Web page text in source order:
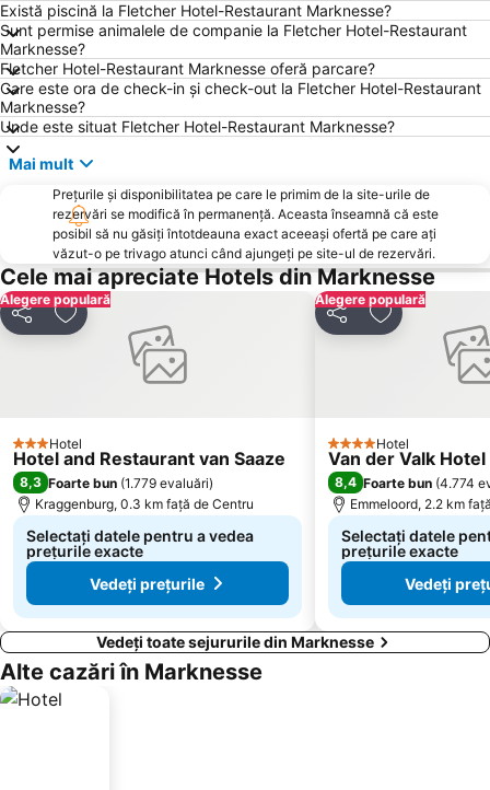
Există piscină la Fletcher Hotel-Restaurant Marknesse?
Sunt permise animalele de companie la Fletcher Hotel-Restaurant
Marknesse?
Fletcher Hotel-Restaurant Marknesse oferă parcare?
Care este ora de check-in și check-out la Fletcher Hotel-Restaurant
Marknesse?
Unde este situat Fletcher Hotel-Restaurant Marknesse?
Mai mult
Prețurile și disponibilitatea pe care le primim de la site-urile de
rezervări se modifică în permanență. Aceasta înseamnă că este
posibil să nu găsiți întotdeauna exact aceeași ofertă pe care ați
văzut-o pe trivago atunci când ajungeți pe site-ul de rezervări.
Cele mai apreciate Hotels din Marknesse
Alegere populară
DistribuițiAdăugaţi la favorite
3 SteleHotel
Hotel and Restaurant van Saaze
8,3 Foarte bun (1.779 evaluări)
Kraggenburg, 0.3 km faţă de Centru
Selectați datele pentru a vedea
prețurile exacte
Vedeți prețurile
Alegere populară
DistribuițiAdăugaţi la
4 SteleHotel
Van der Valk
8,4 Foarte bun (4.774
Emmeloord, 2.2 km
Selectați datele
prețurile exacte
Vedeți
Vedeți toate sejururile din Marknesse
Alte cazări în Marknesse